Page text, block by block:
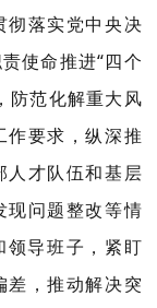
彻落实党中央决
使命推进“四个
防范化解重大风
作要求，纵深推
人才队伍和基层
现问题整改等情
领导班子，紧盯
差，推动解决突